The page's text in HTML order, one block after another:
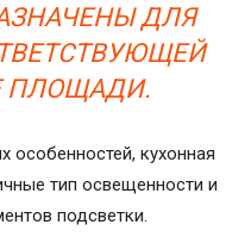
ДЛЯ
ПЛОЩАДИ.
особенностей, кухонная
тип освещенности и
подсветки.